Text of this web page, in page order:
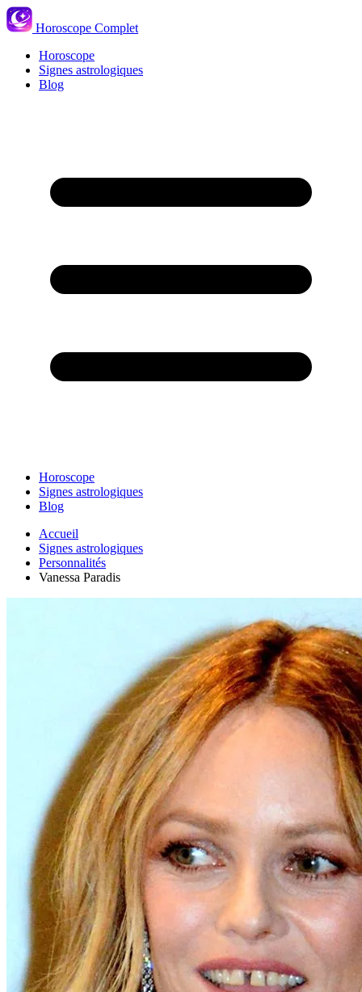
Horoscope Complet
Horoscope
Signes astrologiques
Blog
Horoscope
Signes astrologiques
Blog
Accueil
Signes astrologiques
Personnalités
Vanessa Paradis